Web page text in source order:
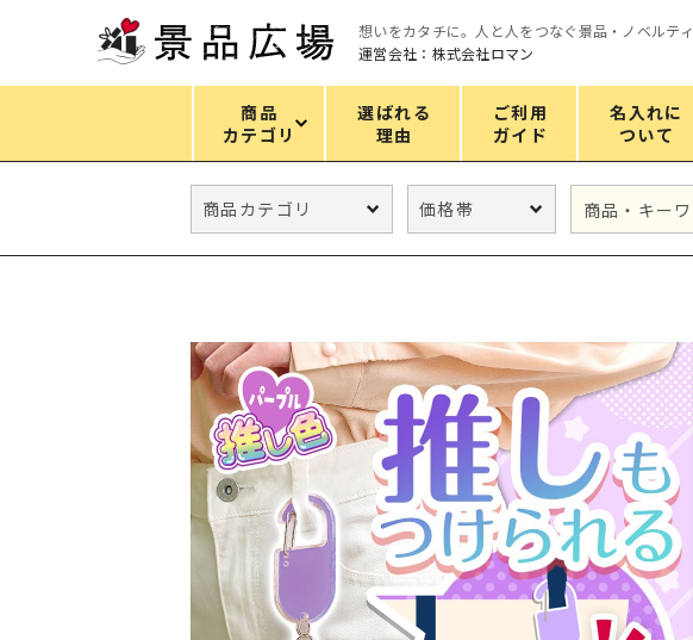
想いをカタチに。人と人をつなぐ景品・ノベルティ
運営会社：株式会社ロマン
商品
カテゴリ
選ばれる
理由
ご利用
ガイド
名入れに
ついて
カテゴリ
ギフトセット バスグッズ
フェイス&ボディケア スマホ・PCグッズ
防災・防犯グッズ コスメグッズ
ファッション雑貨 食品・スイーツ
ティッシュ・ロール タオル・ハンカチ
ペン・筆記用具 傘・レイングッズ
ステーショナリー UVケア